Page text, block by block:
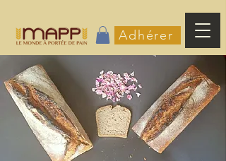
Adhérer